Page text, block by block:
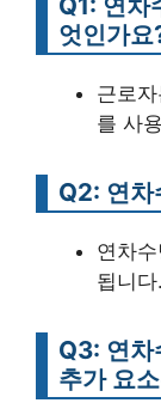
엇인가요
근로
를 사
Q2: 연차
연차
됩니다.
Q3: 연차
추가 요